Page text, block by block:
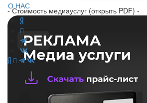
О НАС
- Стоимость медиауслуг (открыть PDF) -